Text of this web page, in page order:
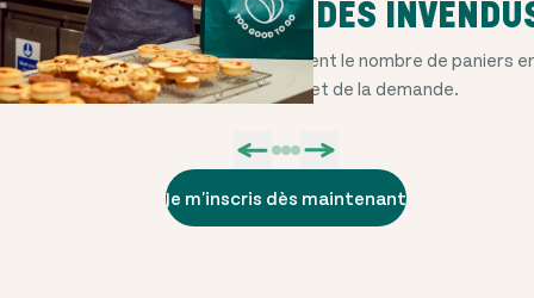
GESTION FLEXIBLE DES
Vous pouvez ajuster at tout moment le nombre de paniers
fonction de vos besoins et de la demande.
Je m'inscris dès maintenant